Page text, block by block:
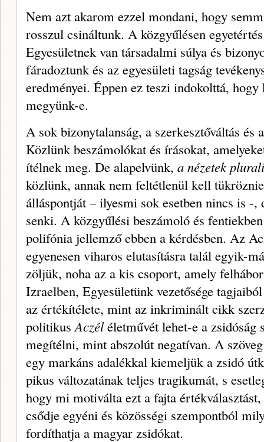
Nem azt akarom ezzel mondani, hogy
rosszul csináltunk. A közgyű­lésen
Egyesületnek van társadalmi súlya és
fáradoztunk és az egyesületi tagság
eredményei. Éppen ez teszi indokolt­tá,
megyünk-e.
A sok bizonytalanság, a szerkesz­tőváltás
Közlünk beszámolókat és írásokat,
ítélnek meg. De alapelvünk, a nézetek
közlünk, annak nem feltétlenül kell
álláspontját –ilyesmi sok esetben nincs is -,
sen­ki. A közgyűlési beszámoló és
polifónia jellemző ebben a kérdés­ben. Az
egyenesen viharos elutasításra talál egyik-
zöljük, noha az a kis csoport, amely
Izraelben, Egyesületünk vezetősége
az értékítélete, mint az inkriminált cikk
politikusAczéléletművét lehet-e a zsidóság
megítélni, mint abszolút negatívan. A
egy markáns adalékkal kiemeljük a zsi­dó
pikus változatának teljes tragiku­mát, s
hogy mi motiválta ezt a fajta
csődje egyéni és közösségi szempontból
fordíthatja a magyar zsidókat.